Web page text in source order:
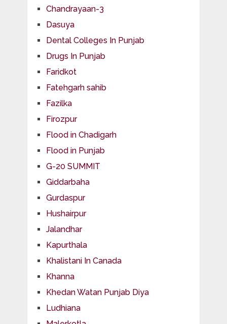
Chandrayaan-3
Dasuya
Dental Colleges In Punjab
Drugs In Punjab
Faridkot
Fatehgarh sahib
Fazilka
Firozpur
Flood in Chadigarh
Flood in Punjab
G-20 SUMMIT
Giddarbaha
Gurdaspur
Hushairpur
Jalandhar
Kapurthala
Khalistani In Canada
Khanna
Khedan Watan Punjab Diya
Ludhiana